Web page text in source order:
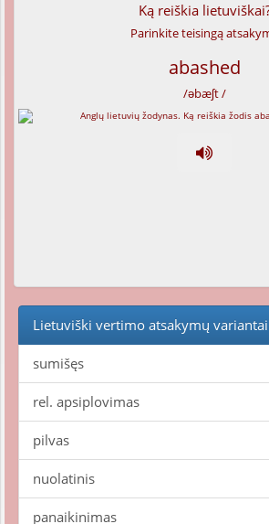
Ką reiškia
Parinkite teisingą
abashed
/əbæʃt /
Lietuviški vertimo atsakymų variantai
sumišęs
rel. apsiplovimas
pilvas
nuolatinis
panaikinimas